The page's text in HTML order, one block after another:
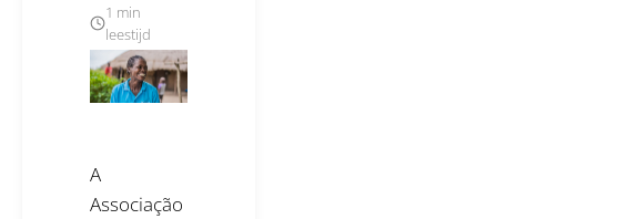
1 min
leestijd
A
Associação